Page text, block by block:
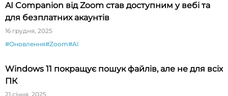
AI Companion від Zoom став доступним у вебі та
для безплатних акаунтів
16 грудня, 2025
#Оновлення#Zoom#AI
Windows 11 покращує пошук файлів, але не для всіх
ПК
21 січня, 2025